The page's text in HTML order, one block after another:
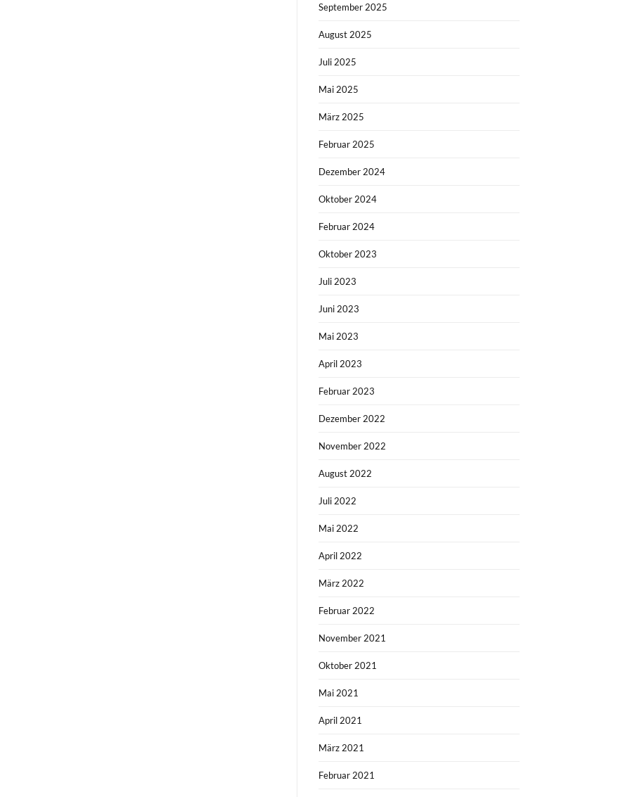
September 2025
August 2025
Juli 2025
Mai 2025
März 2025
Februar 2025
Dezember 2024
Oktober 2024
Februar 2024
Oktober 2023
Juli 2023
Juni 2023
Mai 2023
April 2023
Februar 2023
Dezember 2022
November 2022
August 2022
Juli 2022
Mai 2022
April 2022
März 2022
Februar 2022
November 2021
Oktober 2021
Mai 2021
April 2021
März 2021
Februar 2021